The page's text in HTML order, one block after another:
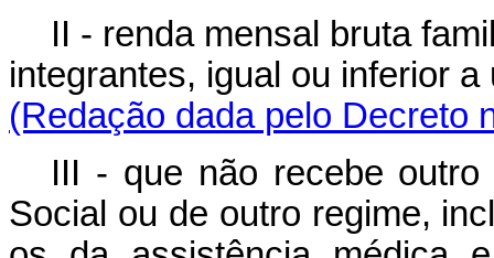
II - renda mensal bruta
integrantes, igual ou inferior
(Redação dada pelo Decreto
III - que não recebe
Social ou de outro regime,